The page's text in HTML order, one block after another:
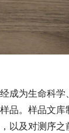
成为生命科
品。样品文
以及对测序